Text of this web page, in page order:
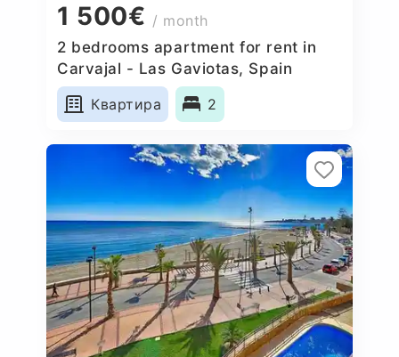
1 500€ / month
2 bedrooms apartment for rent in
Carvajal - Las Gaviotas, Spain
Квартира
2